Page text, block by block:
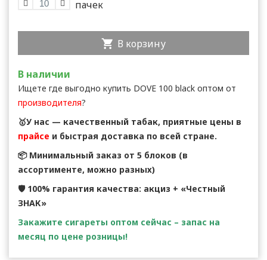
В корзину
В наличии
Ищете где выгодно купить DOVE 100 black оптом от
производителя?
🥇У нас — качественный табак, приятные цены в
прайсе и быстрая доставка по всей стране.
📦 Минимальный заказ от 5 блоков (в
ассортименте, можно разных)
🛡 100% гарантия качества: акциз + «Честный
ЗНАК»
Закажите сигареты оптом сейчас – запас на
месяц по цене розницы!